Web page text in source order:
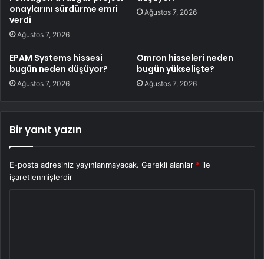
onaylarını sürdürme emri
verdi
Ağustos 7, 2026
Ağustos 7, 2026
EPAM Systems hissesi
bugün neden düşüyor?
Ağustos 7, 2026
Omron hisseleri neden
bugün yükselişte?
Ağustos 7, 2026
Bir yanıt yazın
E-posta adresiniz yayınlanmayacak. Gerekli alanlar * ile
işaretlenmişlerdir